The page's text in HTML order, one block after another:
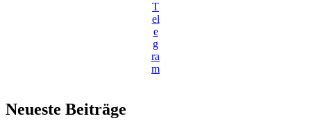
T
el
e
g
ra
m
Neueste Beiträge